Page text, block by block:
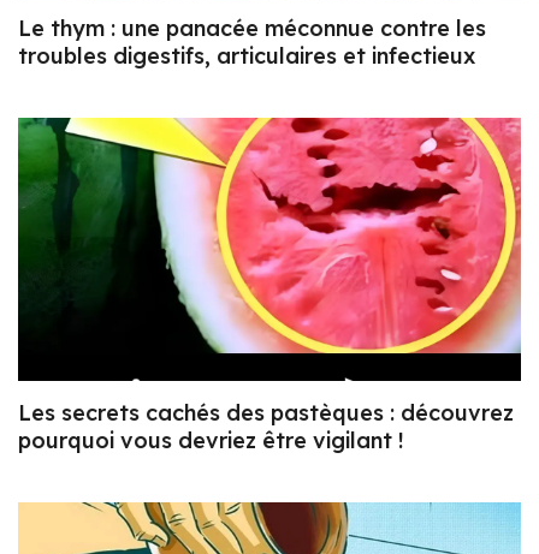
Le thym : une panacée méconnue contre les
troubles digestifs, articulaires et infectieux
Les secrets cachés des pastèques : découvrez
pourquoi vous devriez être vigilant !